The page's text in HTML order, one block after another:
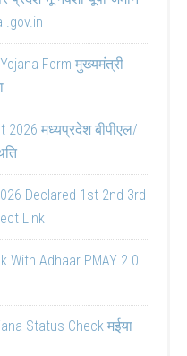
Form मुख्यमंत्री
2026 मध्यप्रदेश बीपीएल/
Declared 1st 2nd 3rd
Link
With Adhaar PMAY 2.0
Status Check मईया